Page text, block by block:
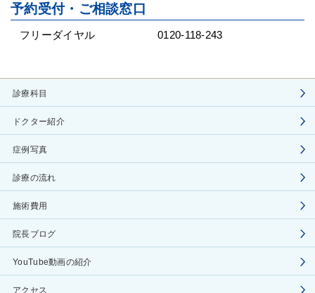
予約受付・ご相談窓口
フリーダイヤル 0120-118-243
診療科目
ドクター紹介
症例写真
診療の流れ
施術費用
院長ブログ
YouTube動画の紹介
アクセス